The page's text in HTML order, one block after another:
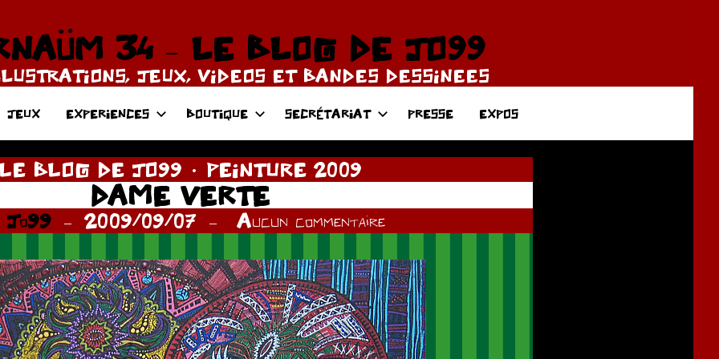
34 – LE BLOG DE JO99
JEUX, VIDEOS ET BANDES DESSINEES
JEUX EXPERIENCES BOUTIQUE SECRÉTARIAT PRESSE EXPOS
LE BLOG DE JO99 PEINTURE 2009
DAME VERTE
Jo99 2009/09/07 Aucun commentaire